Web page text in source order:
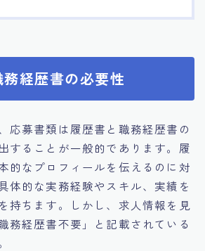
経歴書の必要性
応募書類は履歴書と職務経歴書の
することが一般的であります。履
的なプロフィールを伝えるのに対
体的な実務経験やスキル、実績を
持ちます。しかし、求人情報を見
務経歴書不要」と記載されている